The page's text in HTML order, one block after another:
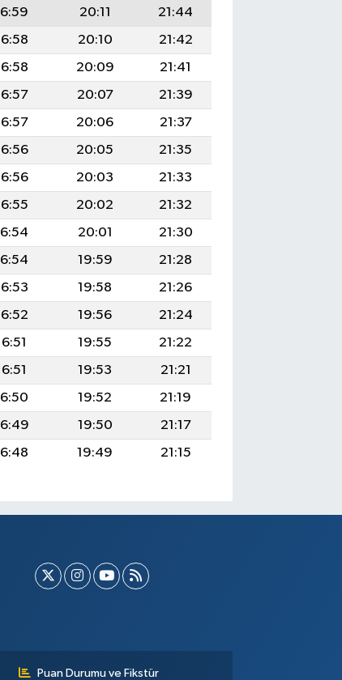
20:11
21:44
20:10
21:42
20:09
21:41
20:07
21:39
20:06
21:37
20:05
21:35
20:03
21:33
20:02
21:32
20:01
21:30
19:59
21:28
19:58
21:26
19:56
21:24
19:55
21:22
19:53
21:21
19:52
21:19
19:50
21:17
19:49 21:15
Puan Durumu ve Fikstür